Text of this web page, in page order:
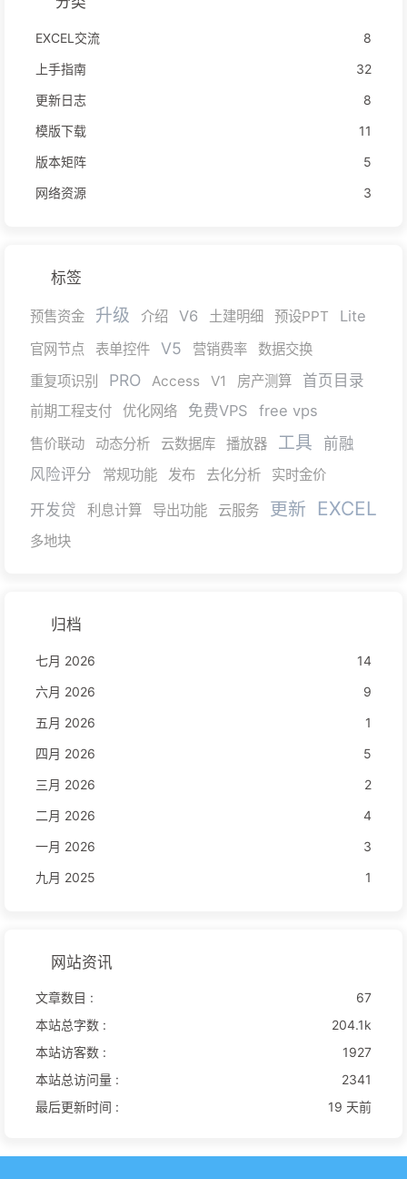
EXCEL交流
8
上手指南
32
更新日志
8
模版下载
11
版本矩阵
5
网络资源
3
标签
预售资金 升级 介绍 V6 土建明细 预设PPT Lite
官网节点 表单控件 V5 营销费率
数据交换
重复项识别
PRO Access V1 房产测算 首页目录
前期工程支付 优化网络 免费VPS free vps
售价联动 动态分析 云数据库 播放器 工具
前融
风险评分
常规功能 发布 去化分析 实时金价
开发贷 利息计算 导出功能 云服务 更新 EXCEL
多地块
归档
七月 2026
14
六月 2026
9
五月 2026
1
四月 2026
5
三月 2026
2
二月 2026
4
一月 2026
3
九月 2025
1
网站资讯
文章数目 :
67
本站总字数 :
204.1k
本站访客数 :
1927
本站总访问量 :
2341
最后更新时间 :
19 天前